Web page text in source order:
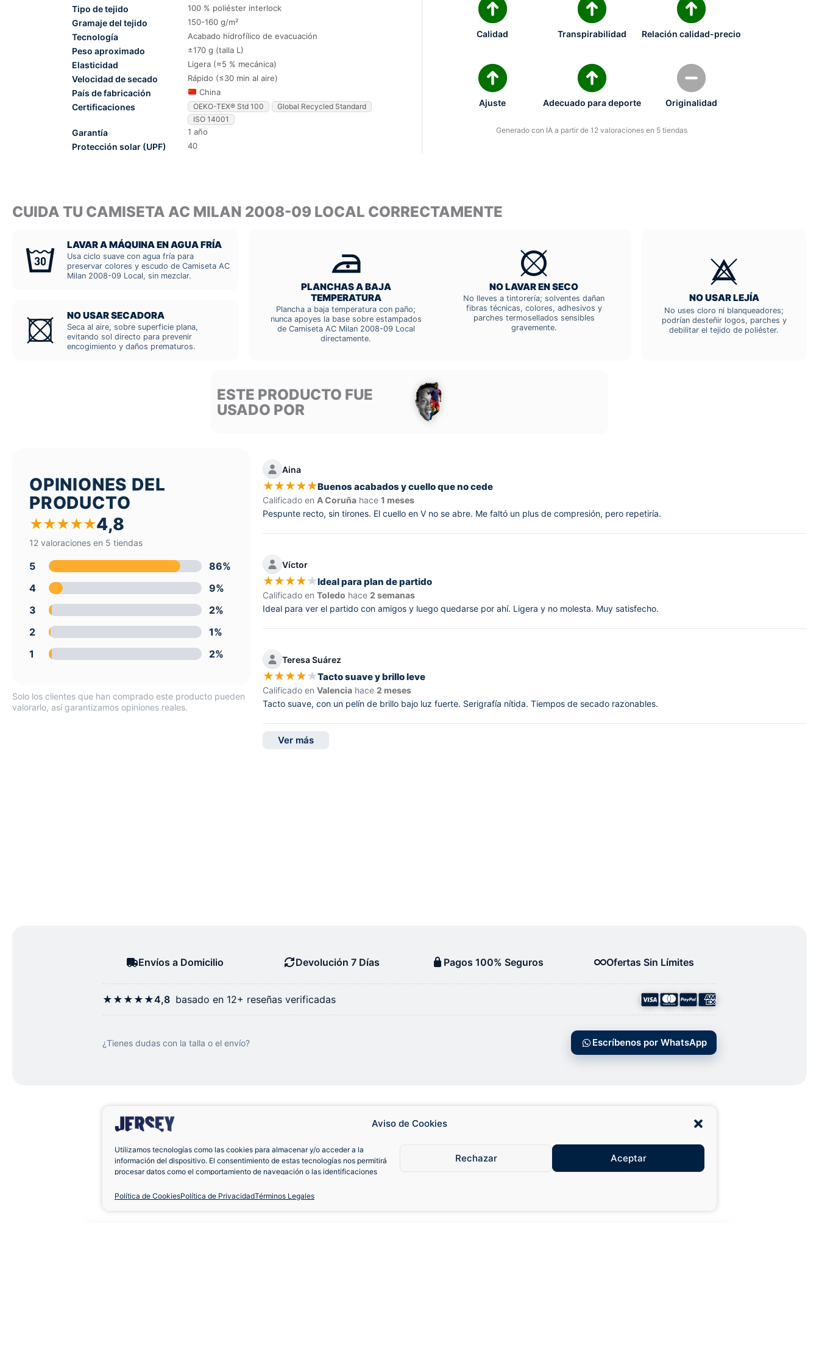
Aviso de Cookies
Utilizamos tecnologías como las cookies para almacenar y/o acceder a la
información del dispositivo. El consentimiento de estas tecnologías nos permitirá
procesar datos como el comportamiento de navegación o las identificaciones
negativamente a ciertas características y funciones.
Aceptar
Rechazar
Política de CookiesPolítica de PrivacidadTérminos Legales
Tipo de tejido 100 % poliéster interlock
Gramaje del tejido 150-160 g/m²
Tecnología Acabado hidrofílico de evacuación
Peso aproximado ±170 g (talla L)
Elasticidad Ligera (≈5 % mecánica)
Velocidad de secado Rápido (≤30 min al aire)
País de fabricación China
Certificaciones OEKO-TEX® Std 100
Global Recycled Standard
ISO 14001
Garantía 1 año
Protección solar (UPF) 40
Calidad Transpirabilidad Relación calidad-precio
Ajuste Adecuado para deporte Originalidad
Generado con IA a partir de 12 valoraciones en 5 tiendas
CUIDA TU CAMISETA AC MILAN 2008-09 LOCAL CORRECTAMENTE
LAVAR A MÁQUINA EN AGUA FRÍA
Usa ciclo suave con agua fría para
preservar colores y escudo de Camiseta AC
Milan 2008-09 Local, sin mezclar.
NO USAR SECADORA
Seca al aire, sobre superficie plana,
evitando sol directo para prevenir
encogimiento y daños prematuros.
PLANCHAS A BAJA
TEMPERATURA
Plancha a baja temperatura con paño;
nunca apoyes la base sobre estampados
de Camiseta AC Milan 2008-09 Local
directamente.
NO LAVAR EN SECO
No lleves a tintorería; solventes dañan
fibras técnicas, colores, adhesivos y
parches termosellados sensibles
gravemente.
NO USAR LEJÍA
No uses cloro ni blanqueadores;
podrían desteñir logos, parches y
debilitar el tejido de poliéster.
ESTE PRODUCTO FUE
USADO POR
OPINIONES DEL
PRODUCTO
★★★★★4,8
12 valoraciones en 5 tiendas
5
86%
4
9%
3
2%
2
1%
1
2%
Solo los clientes que han comprado este producto pueden
valorarlo, así garantizamos opiniones reales.
Aina
★★★★★Buenos acabados y cuello que no cede
Calificado en A Coruña hace1 meses
Pespunte recto, sin tirones. El cuello en V no se abre. Me faltó un plus de compresión, pero repetiría.
Víctor
★★★★★Ideal para plan de partido
Calificado enToledo hace2 semanas
Ideal para ver el partido con amigos y luego quedarse por ahí. Ligera y no molesta. Muy satisfecho.
Teresa Suárez
★★★★★Tacto suave y brillo leve
Calificado enValencia hace2 meses
Tacto suave, con un pelín de brillo bajo luz fuerte. Serigrafía nítida. Tiempos de secado razonables.
Ver más
Envíos a Domicilio Devolución 7 Días Pagos 100% Seguros Ofertas Sin Límites
★★★★★4,8 basado en 12+ reseñas verificadas
¿Tienes dudas con la talla o el envío? Escríbenos por WhatsApp